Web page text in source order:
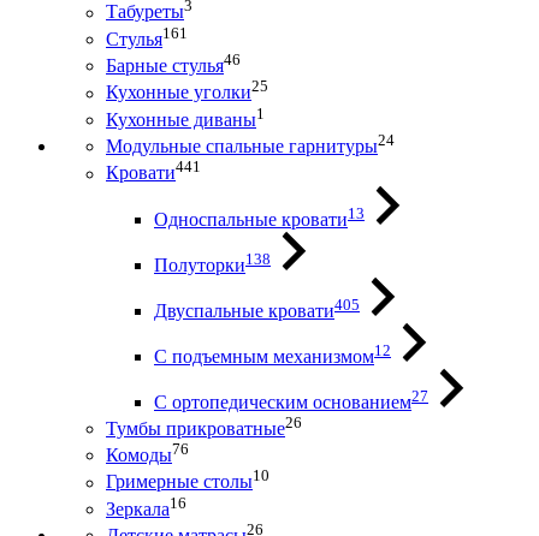
Табуреты3
Стулья161
Барные стулья46
Кухонные уголки25
Кухонные диваны1
Модульные спальные гарнитуры24
Кровати441
Односпальные кровати13
Полуторки138
Двуспальные кровати405
С подъемным механизмом12
С ортопедическим основанием27
Тумбы прикроватные26
Комоды76
Гримерные столы10
Зеркала16
26